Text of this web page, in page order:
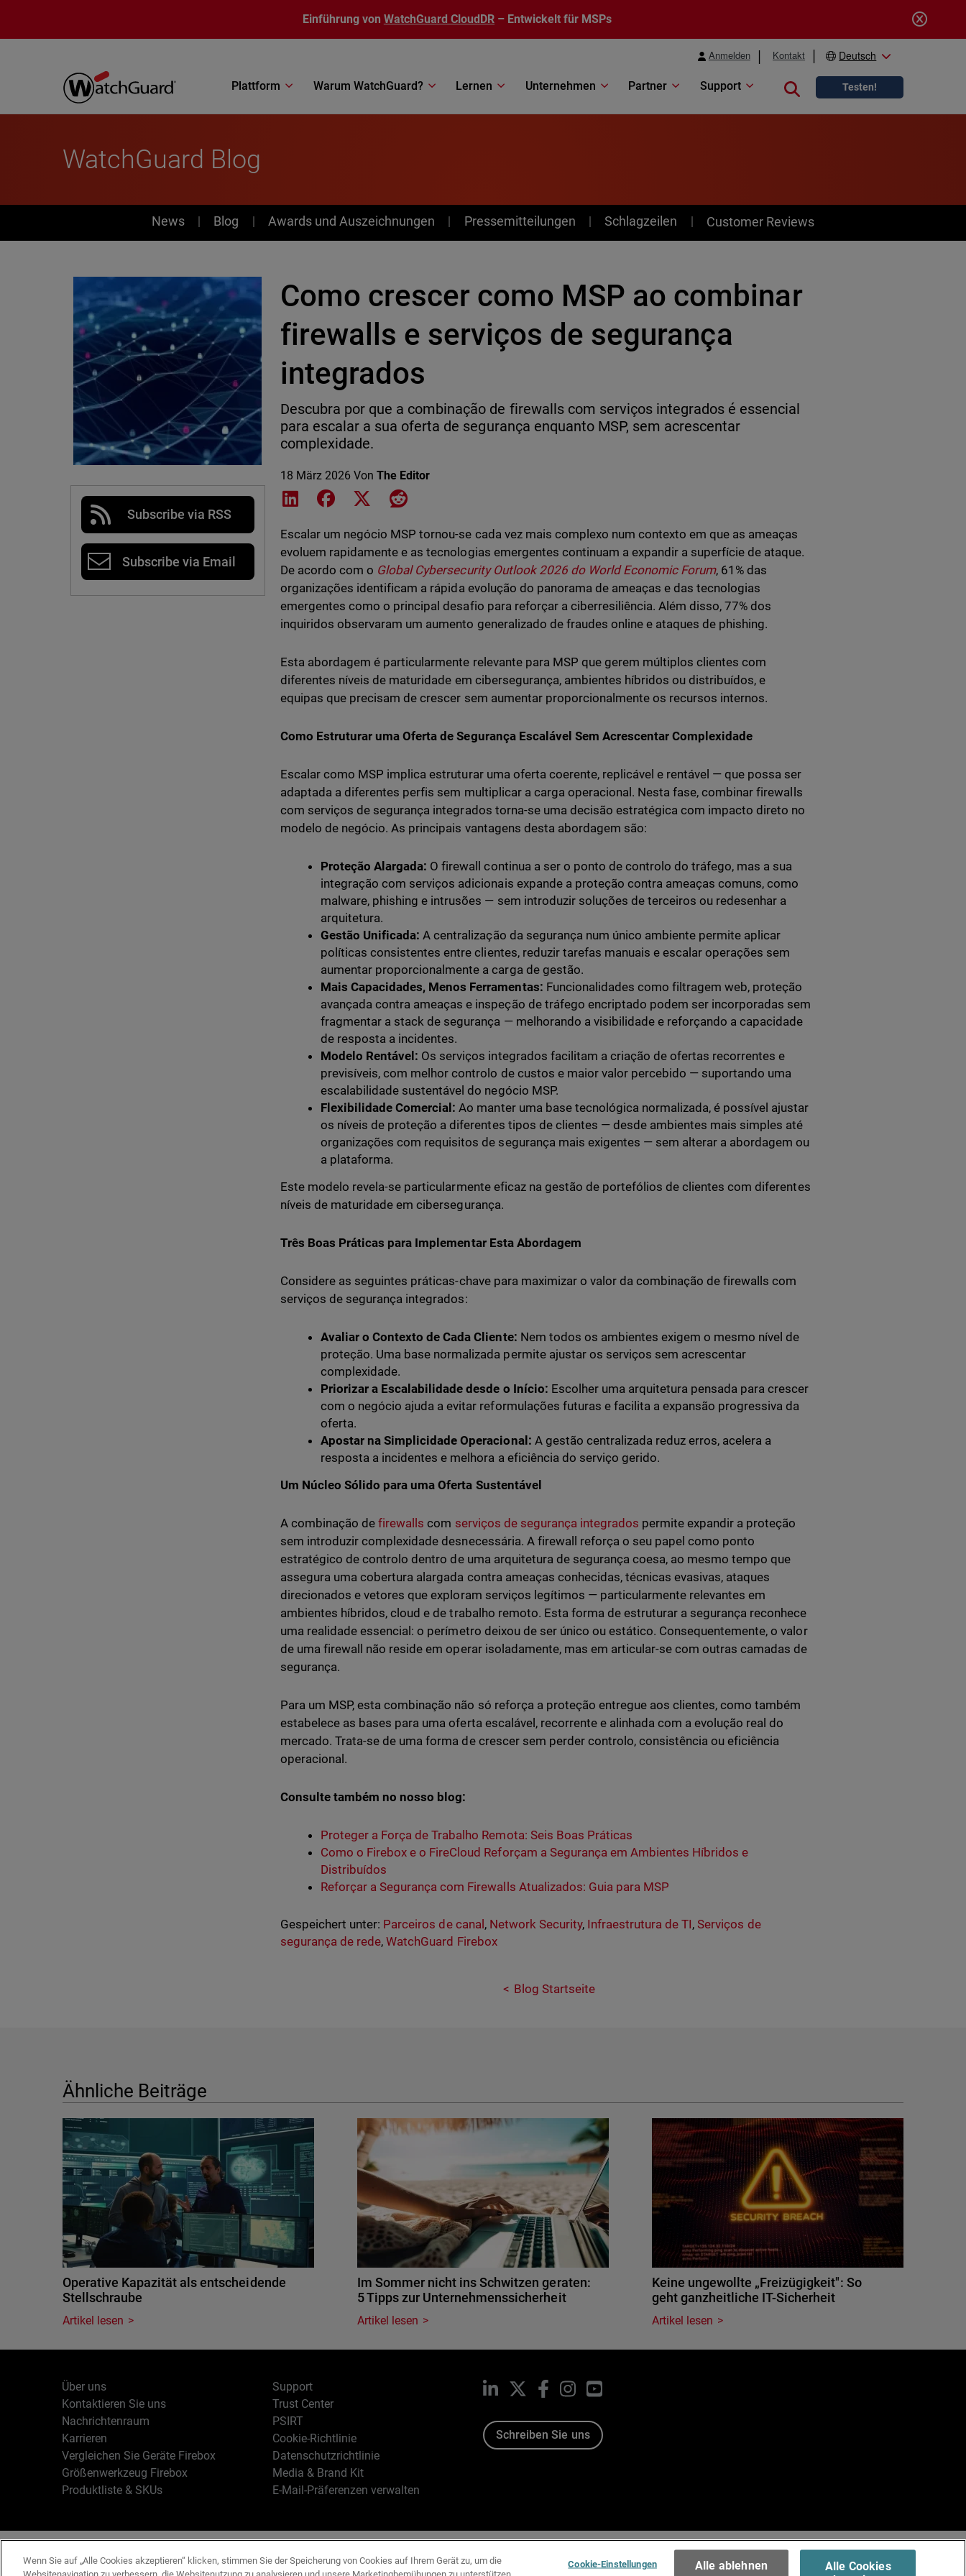
Einführung von WatchGuard CloudDR – Entwickelt für MSPs
Anmelden Kontakt Deutsch
Plattform Warum WatchGuard? Lernen Unternehmen Partner Support Close search
Testen!
WatchGuard Blog
News
News Blog Awards und Auszeichnungen Pressemitteilungen Schlagzeilen Customer Reviews
Subscribe via RSS
Subscribe via Email
Como crescer como MSP ao combinar
firewalls e serviços de segurança
integrados
Descubra por que a combinação de firewalls com serviços integrados é essencial
para escalar a sua oferta de segurança enquanto MSP, sem acrescentar
complexidade.
18 März 2026 VonThe Editor
Share on LinkedIn
Share on Facebook
Share on XShare on Reddit
Escalar um negócio MSP tornou-se cada vez mais complexo num contexto em que as ameaças
evoluem rapidamente e as tecnologias emergentes continuam a expandir a superfície de ataque.
De acordo com o Global Cybersecurity Outlook 2026 do World Economic Forum, 61% das
organizações identificam a rápida evolução do panorama de ameaças e das tecnologias
emergentes como o principal desafio para reforçar a ciberresiliência. Além disso, 77% dos
inquiridos observaram um aumento generalizado de fraudes online e ataques de phishing.
Esta abordagem é particularmente relevante para MSP que gerem múltiplos clientes com
diferentes níveis de maturidade em cibersegurança, ambientes híbridos ou distribuídos, e
equipas que precisam de crescer sem aumentar proporcionalmente os recursos internos.
Como Estruturar uma Oferta de Segurança Escalável Sem Acrescentar Complexidade
Escalar como MSP implica estruturar uma oferta coerente, replicável e rentável — que possa ser
adaptada a diferentes perfis sem multiplicar a carga operacional. Nesta fase, combinar firewalls
com serviços de segurança integrados torna-se uma decisão estratégica com impacto direto no
modelo de negócio. As principais vantagens desta abordagem são:
Proteção Alargada: O firewall continua a ser o ponto de controlo do tráfego, mas a sua
integração com serviços adicionais expande a proteção contra ameaças comuns, como
malware, phishing e intrusões — sem introduzir soluções de terceiros ou redesenhar a
arquitetura.
Gestão Unificada: A centralização da segurança num único ambiente permite aplicar
políticas consistentes entre clientes, reduzir tarefas manuais e escalar operações sem
aumentar proporcionalmente a carga de gestão.
Mais Capacidades, Menos Ferramentas: Funcionalidades como filtragem web, proteção
avançada contra ameaças e inspeção de tráfego encriptado podem ser incorporadas sem
fragmentar a stack de segurança — melhorando a visibilidade e reforçando a capacidade
de resposta a incidentes.
Modelo Rentável: Os serviços integrados facilitam a criação de ofertas recorrentes e
previsíveis, com melhor controlo de custos e maior valor percebido — suportando uma
escalabilidade sustentável do negócio MSP.
Flexibilidade Comercial: Ao manter uma base tecnológica normalizada, é possível ajustar
os níveis de proteção a diferentes tipos de clientes — desde ambientes mais simples até
organizações com requisitos de segurança mais exigentes — sem alterar a abordagem ou
a plataforma.
Este modelo revela-se particularmente eficaz na gestão de portefólios de clientes com diferentes
níveis de maturidade em cibersegurança.
Três Boas Práticas para Implementar Esta Abordagem
Considere as seguintes práticas-chave para maximizar o valor da combinação de firewalls com
serviços de segurança integrados:
Avaliar o Contexto de Cada Cliente: Nem todos os ambientes exigem o mesmo nível de
proteção. Uma base normalizada permite ajustar os serviços sem acrescentar
complexidade.
Priorizar a Escalabilidade desde o Início: Escolher uma arquitetura pensada para crescer
com o negócio ajuda a evitar reformulações futuras e facilita a expansão progressiva da
oferta.
Apostar na Simplicidade Operacional: A gestão centralizada reduz erros, acelera a
resposta a incidentes e melhora a eficiência do serviço gerido.
Um Núcleo Sólido para uma Oferta Sustentável
A combinação defirewalls com serviços de segurança integrados permite expandir a proteção
sem introduzir complexidade desnecessária. A firewall reforça o seu papel como ponto
estratégico de controlo dentro de uma arquitetura de segurança coesa, ao mesmo tempo que
assegura uma cobertura alargada contra ameaças conhecidas, técnicas evasivas, ataques
direcionados e vetores que exploram serviços legítimos — particularmente relevantes em
ambientes híbridos, cloud e de trabalho remoto. Esta forma de estruturar a segurança reconhece
uma realidade essencial: o perímetro deixou de ser único ou estático. Consequentemente, o valor
de uma firewall não reside em operar isoladamente, mas em articular-se com outras camadas de
segurança.
Para um MSP, esta combinação não só reforça a proteção entregue aos clientes, como também
estabelece as bases para uma oferta escalável, recorrente e alinhada com a evolução real do
mercado. Trata-se de uma forma de crescer sem perder controlo, consistência ou eficiência
operacional.
Consulte também no nosso blog:
Proteger a Força de Trabalho Remota: Seis Boas Práticas
Como o Firebox e o FireCloud Reforçam a Segurança em Ambientes Híbridos e
Distribuídos
Reforçar a Segurança com Firewalls Atualizados: Guia para MSP
Gespeichert unter: Parceiros de canal , Network Security, Infraestrutura de TI,Serviços de
segurança de rede,WatchGuard Firebox
Blog Startseite
Ähnliche Beiträge
Operative Kapazität als entscheidende
Stellschraube
Artikel lesen
Im Sommer nicht ins Schwitzen geraten:
5 Tipps zur Unternehmenssicherheit
Artikel lesen
Keine ungewollte „Freizügigkeit": So
geht ganzheitliche IT-Sicherheit
Artikel lesen
Über uns
Kontaktieren Sie uns
Nachrichtenraum
Karrieren
Vergleichen Sie Geräte Firebox
Größenwerkzeug Firebox
Produktliste & SKUs
Support
Trust Center
PSIRT
Cookie-Richtlinie
Datenschutzrichtlinie
Media & Brand Kit
E-Mail-Präferenzen verwalten
LinkedIn Facebook
InstagramYouTube
Schreiben Sie uns
Copyright © 1996-2026 WatchGuard Technologies, Inc. Alle Rechte vorbehalten. Terms of Use >
Wenn Sie auf „Alle Cookies akzeptieren“ klicken, stimmen Sie der Speicherung von Cookies auf Ihrem Gerät zu, um die
Cookie-Einstellungen Alle ablehnen
Alle Cookies